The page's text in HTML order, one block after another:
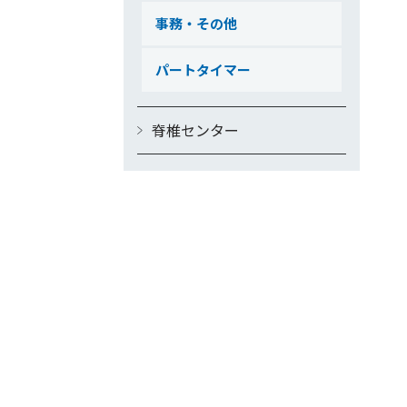
事務・その他
パートタイマー
脊椎センター